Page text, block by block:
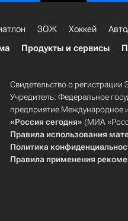
ЗОЖ Хоккей
Продукты и сервисы
Свидетельство о
Учредитель: Федеральное
предприятие Международное
«Россия сегодня» (МИА
Правила использования
Политика
Правила применения